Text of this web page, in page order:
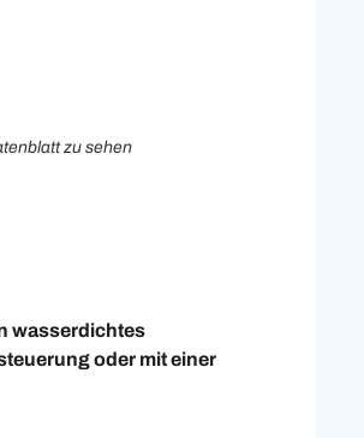
zu sehen
wasserdichtes
oder mit einer